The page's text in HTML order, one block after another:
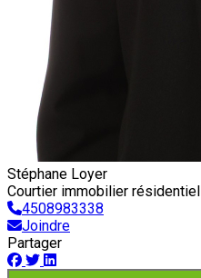
Stéphane Loyer
Courtier immobilier résidentiel
4508983338
Joindre
Partager